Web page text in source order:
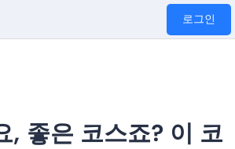
로그인
, 좋은 코스죠? 이 코